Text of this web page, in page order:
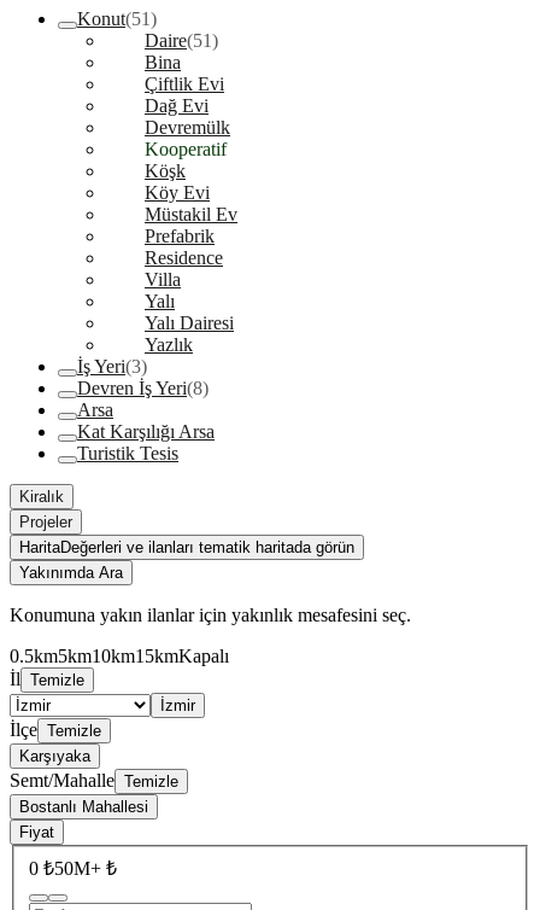
Konut(51)
Daire(51)
Bina
Çiftlik Evi
Dağ Evi
Devremülk
Kooperatif
Köşk
Köy Evi
Müstakil Ev
Prefabrik
Residence
Villa
Yalı
Yalı Dairesi
Yazlık
İş Yeri(3)
Devren İş Yeri(8)
Arsa
Kat Karşılığı Arsa
Turistik Tesis
Kiralık
Projeler
HaritaDeğerleri ve ilanları tematik haritada görün
Yakınımda Ara
Konumuna yakın ilanlar için yakınlık mesafesini seç.
0.5km5km10km15kmKapalı
İl Temizle
İzmir
İlçe Temizle
Karşıyaka
Semt/Mahalle Temizle
Bostanlı Mahallesi
Fiyat
0 ₺50M+ ₺